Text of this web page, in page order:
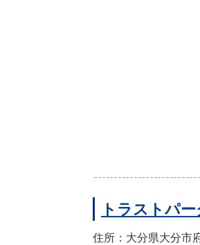
トラストパ
住所：大分県大分市